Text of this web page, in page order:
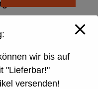
wir bis auf
"Lieferbar!"
versenden!